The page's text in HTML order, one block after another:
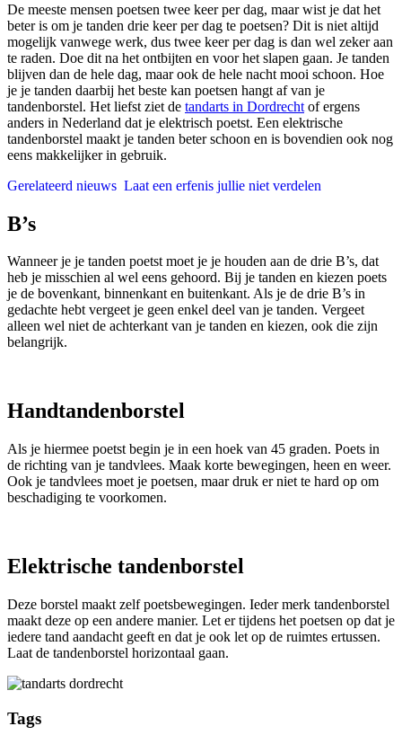
De meeste mensen poetsen twee keer per dag, maar wist je dat het
beter is om je tanden drie keer per dag te poetsen? Dit is niet altijd
mogelijk vanwege werk, dus twee keer per dag is dan wel zeker aan
te raden. Doe dit na het ontbijten en voor het slapen gaan. Je tanden
blijven dan de hele dag, maar ook de hele nacht mooi schoon. Hoe
je je tanden daarbij het beste kan poetsen hangt af van je
tandenborstel. Het liefst ziet de tandarts in Dordrecht of ergens
anders in Nederland dat je elektrisch poetst. Een elektrische
tandenborstel maakt je tanden beter schoon en is bovendien ook nog
eens makkelijker in gebruik.
Gerelateerd nieuws Laat een erfenis jullie niet verdelen
B’s
Wanneer je je tanden poetst moet je je houden aan de drie B’s, dat
heb je misschien al wel eens gehoord. Bij je tanden en kiezen poets
je de bovenkant, binnenkant en buitenkant. Als je de drie B’s in
gedachte hebt vergeet je geen enkel deel van je tanden. Vergeet
alleen wel niet de achterkant van je tanden en kiezen, ook die zijn
belangrijk.
Handtandenborstel
Als je hiermee poetst begin je in een hoek van 45 graden. Poets in
de richting van je tandvlees. Maak korte bewegingen, heen en weer.
Ook je tandvlees moet je poetsen, maar druk er niet te hard op om
beschadiging te voorkomen.
Elektrische tandenborstel
Deze borstel maakt zelf poetsbewegingen. Ieder merk tandenborstel
maakt deze op een andere manier. Let er tijdens het poetsen op dat je
iedere tand aandacht geeft en dat je ook let op de ruimtes ertussen.
Laat de tandenborstel horizontaal gaan.
Tags